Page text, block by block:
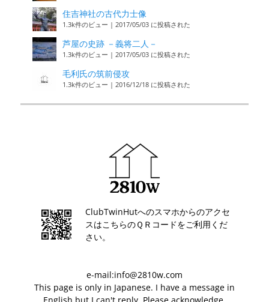
住吉神社の古代力士像
1.3k件のビュー | 2017/05/03 に投稿された
芦屋の史跡 －義将二人－
1.3k件のビュー | 2017/05/03 に投稿された
毛利氏の筑前侵攻
1.3k件のビュー | 2016/12/18 に投稿された
ClubTwinHutへのスマホからのアクセ
スはこちらのＱＲコードをご利用くだ
さい。
e-mail:info@2810w.com
This page is only in Japanese. I have a message in